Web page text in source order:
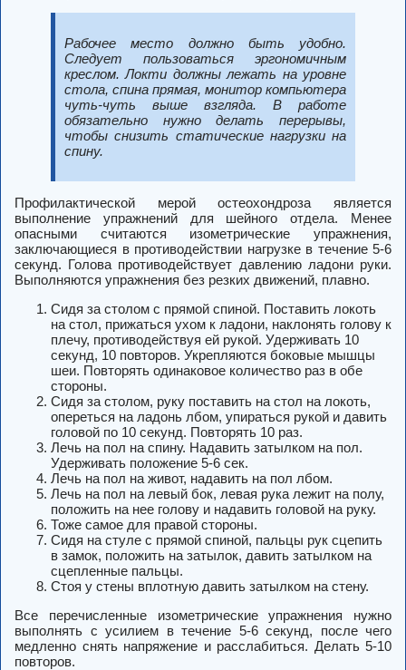
Рабочее место должно быть удобно.
Следует пользоваться эргономичным
креслом. Локти должны лежать на уровне
стола, спина прямая, монитор компьютера
чуть-чуть выше взгляда. В работе
обязательно нужно делать перерывы,
чтобы снизить статические нагрузки на
спину.
Профилактической мерой остеохондроза является
выполнение упражнений для шейного отдела. Менее
опасными считаются изометрические упражнения,
заключающиеся в противодействии нагрузке в течение 5-6
секунд. Голова противодействует давлению ладони руки.
Выполняются упражнения без резких движений, плавно.
Сидя за столом с прямой спиной. Поставить локоть
на стол, прижаться ухом к ладони, наклонять голову к
плечу, противодействуя ей рукой. Удерживать 10
секунд, 10 повторов. Укрепляются боковые мышцы
шеи. Повторять одинаковое количество раз в обе
стороны.
Сидя за столом, руку поставить на стол на локоть,
опереться на ладонь лбом, упираться рукой и давить
головой по 10 секунд. Повторять 10 раз.
Лечь на пол на спину. Надавить затылком на пол.
Удерживать положение 5-6 сек.
Лечь на пол на живот, надавить на пол лбом.
Лечь на пол на левый бок, левая рука лежит на полу,
положить на нее голову и надавить головой на руку.
Тоже самое для правой стороны.
Сидя на стуле с прямой спиной, пальцы рук сцепить
в замок, положить на затылок, давить затылком на
сцепленные пальцы.
Стоя у стены вплотную давить затылком на стену.
Все перечисленные изометрические упражнения нужно
выполнять с усилием в течение 5-6 секунд, после чего
медленно снять напряжение и расслабиться. Делать 5-10
повторов.